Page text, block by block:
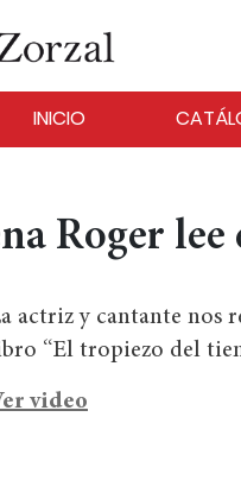
INICIO
Roger
actriz y cantante nos
“El tropiezo del
video